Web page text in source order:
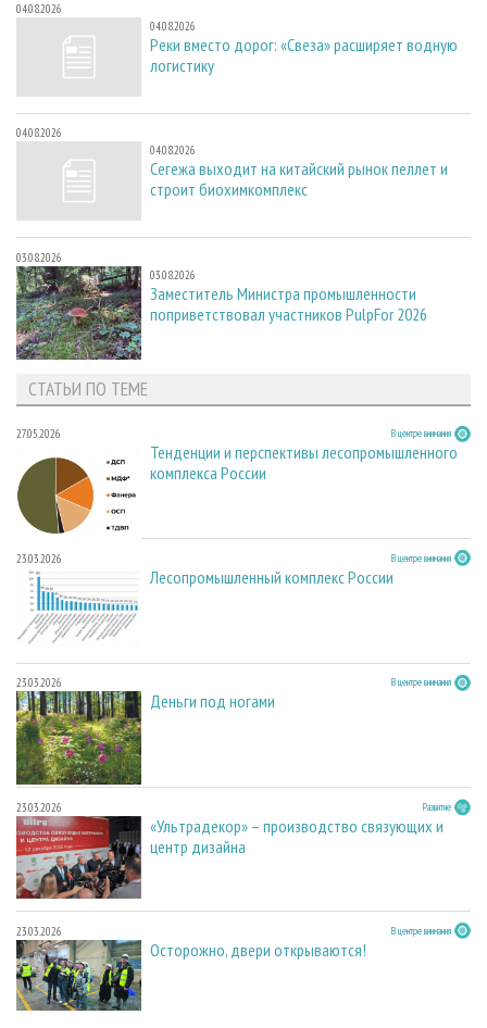
04.08.2026
04.08.2026
Реки вместо дорог: «Свеза» расширяет водную
логистику
04.08.2026
04.08.2026
Сегежа выходит на китайский рынок пеллет и
строит биохимкомплекс
03.08.2026
03.08.2026
Заместитель Министра промышленности
поприветствовал участников PulpFor 2026
СТАТЬИ ПО ТЕМЕ
27.05.2026 В центре внимания
Тенденции и перспективы лесопромышленного
комплекса России
23.03.2026 В центре внимания
Лесопромышленный комплекс России
23.03.2026 В центре внимания
Деньги под ногами
23.03.2026 Развитие
«Ультрадекор» – производство связующих и
центр дизайна
23.03.2026 В центре внимания
Осторожно, двери открываются!